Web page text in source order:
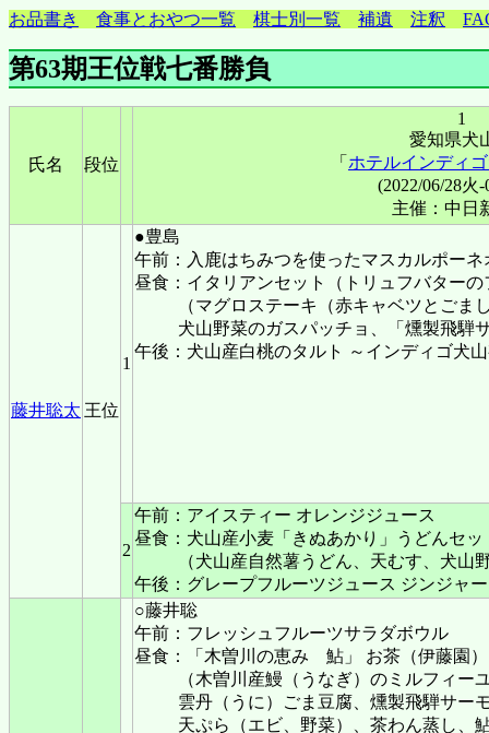
お品書き 食事とおやつ一覧 棋士別一覧 補遺 注釈
第63期王位戦七番勝負
氏名 段位
1
愛知県犬
「 ホテルインディ
(2022/06/28火-
主催：中日
藤井聡太 王位
1
●豊島
午前：入鹿はちみつを使ったマスカルポー
昼食：イタリアンセット（トリュフバター
（マグロステーキ（赤キャベツとご
犬山野菜のガスパッチョ、「燻製飛騨
午後：犬山産白桃のタルト ～インディゴ犬
2
午前：アイスティー オレンジジュース
昼食：犬山産小麦「きぬあかり」うどんセッ
（犬山産自然薯うどん、天むす、犬山
午後：グレープフルーツジュース ジンジャ
○藤井聡
午前：フレッシュフルーツサラダボウル
昼食：「木曽川の恵み 鮎」 お茶（伊藤園）
（木曽川産鰻（うなぎ）のミルフィー
雲丹（うに）ごま豆腐、燻製飛騨サー
天ぷら（エビ、野菜）、茶わん蒸し、